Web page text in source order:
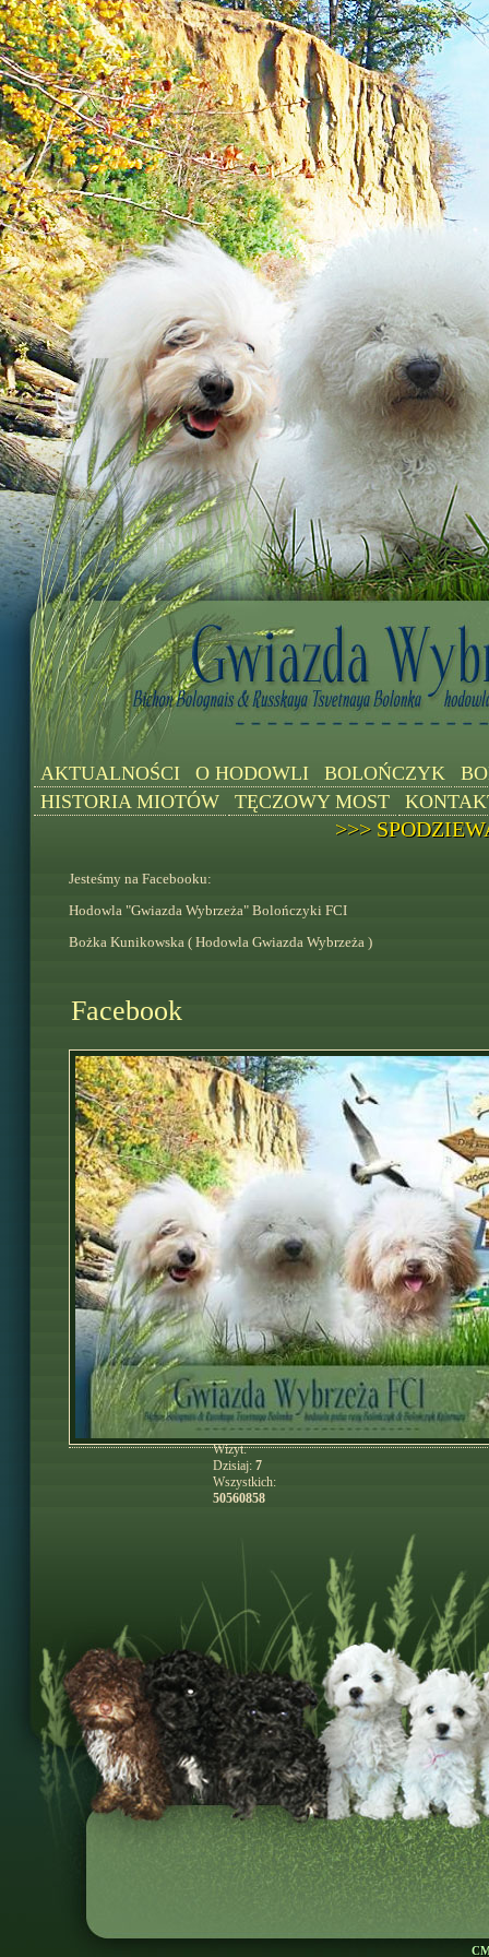
AKTUALNOŚCI O HODOWLI BOLOŃCZYK
HISTORIA MIOTÓW
TĘCZOWY MOST
>>>
Jesteśmy na Facebooku:
Hodowla "Gwiazda Wybrzeża" Bolończyki FCI
Bożka Kunikowska ( Hodowla Gwiazda Wybrzeża )
Facebook
Wizyt:
Dzisiaj: 7
Wszystkich:
50560858